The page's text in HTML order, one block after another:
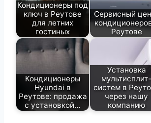
Кондиционеры под
ключ в Реутове
для летних
гостиных
Сервисный
Реутове
Кондиционеры
Hyundai в
Реутове: продажа
с установкой…
Установка
мультисплит-
систем в
через нашу
компанию